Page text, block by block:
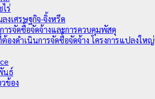
ร่
งเศรษฐกิจ-จิ้งหรีด
ารจัดซื้อจัดจ้างและการควบคุมพัสดุ
ต้องดำเนินการจัดซื้อจัดจ้าง โครงการแปลงใ
นธ์
ข้อง